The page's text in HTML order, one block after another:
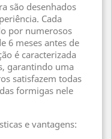
são desenhados
Cada
por numerosos
6 meses antes de
é caracterizada
garantindo uma
satisfazem todas
formigas nele
e vantagens: